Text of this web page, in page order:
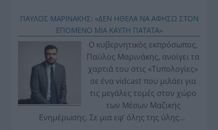
ΠΑΥΛΟΣ ΜΑΡΙΝΑΚΗΣ: «ΔΕΝ ΗΘΕΛΑ ΝΑ ΑΦΗΣΩ ΣΤΟΝ
ΕΠΟΜΕΝΟ ΜΙΑ ΚΑΥΤΗ ΠΑΤΑΤΑ»
Ο κυβερνητικός εκπρόσωπος,
Παύλος Μαρινάκης, ανοίγει τα
χαρτιά του στις «Τυπολογίες»
σε ένα vidcast που μιλάει για
τις μεγάλες τομές στον χώρο
των Μέσων Μαζικής
Ενημέρωσης. Σε μια εφ’ όλης της ύλης